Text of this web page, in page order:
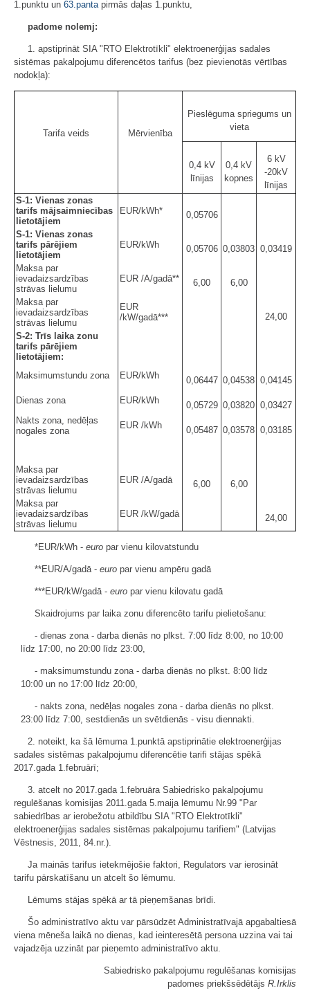
1.punktu un 63.pantapirmās daļas 1.punktu,
padome nolemj:
1. apstiprināt SIA "RTO Elektrotīkli" elektroenerģijas sadales
sistēmas pakalpojumu diferencētos tarifus (bez pievienotās vērtības
nodokļa):
Pieslēguma spriegums un
vieta
Tarifa veids Mērvienība
0,4 kV
līnijas
0,4 kV
kopnes
6 kV
-20kV
līnijas
S-1: Vienas zonas
tarifs mājsaimniecības
lietotājiem
EUR/kWh*
0,05706
S-1: Vienas zonas
tarifs pārējiem
lietotājiem
EUR/kWh 0,05706 0,03803 0,03419
Maksa par
ievadaizsardzības
strāvas lielumu
EUR /A/gadā** 6,00
6,00
Maksa par
ievadaizsardzības
strāvas lielumu
EUR
/kW/gadā***
24,00
S-2: Trīs laika zonu
tarifs pārējiem
lietotājiem:
Maksimumstundu zona
EUR/kWh 0,06447 0,04538 0,04145
Dienas zona
EUR/kWh 0,05729 0,03820 0,03427
Nakts zona, nedēļas
nogales zona
EUR /kWh 0,05487 0,03578 0,03185
Maksa par
ievadaizsardzības
strāvas lielumu
EUR /A/gadā 6,00
6,00
Maksa par
ievadaizsardzības
strāvas lielumu
EUR /kW/gadā 24,00
*EUR/kWh - euro par vienu kilovatstundu
**EUR/A/gadā - euro par vienu ampēru gadā
***EUR/kW/gadā - euro par vienu kilovatu gadā
Skaidrojums par laika zonu diferencēto tarifu pielietošanu:
- dienas zona - darba dienās no plkst. 7:00 līdz 8:00, no 10:00
līdz 17:00, no 20:00 līdz 23:00,
- maksimumstundu zona - darba dienās no plkst. 8:00 līdz
10:00 un no 17:00 līdz 20:00,
- nakts zona, nedēļas nogales zona - darba dienās no plkst.
23:00 līdz 7:00, sestdienās un svētdienās - visu diennakti.
2. noteikt, ka šā lēmuma 1.punktā apstiprinātie elektroenerģijas
sadales sistēmas pakalpojumu diferencētie tarifi stājas spēkā
2017.gada 1.februārī;
3. atcelt no 2017.gada 1.februāra Sabiedrisko pakalpojumu
regulēšanas komisijas 2011.gada 5.maija lēmumu Nr.99 "Par
sabiedrības ar ierobežotu atbildību SIA "RTO Elektrotīkli"
elektroenerģijas sadales sistēmas pakalpojumu tarifiem" (Latvijas
Vēstnesis, 2011, 84.nr.).
Ja mainās tarifus ietekmējošie faktori, Regulators var ierosināt
tarifu pārskatīšanu un atcelt šo lēmumu.
Lēmums stājas spēkā ar tā pieņemšanas brīdi.
Šo administratīvo aktu var pārsūdzēt Administratīvajā apgabaltiesā
viena mēneša laikā no dienas, kad ieinteresētā persona uzzina vai tai
vajadzēja uzzināt par pieņemto administratīvo aktu.
Sabiedrisko pakalpojumu regulēšanas komisijas
padomes priekšsēdētājs R.Irklis